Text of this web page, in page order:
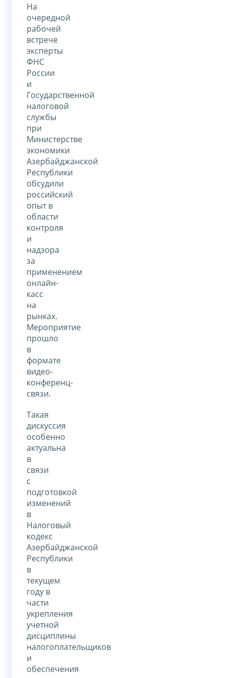
На
очередной
рабочей
встрече
эксперты
ФНС
России
и
Государственной
налоговой
службы
при
Министерстве
экономики
Азербайджанской
Республики
обсудили
российский
опыт в
области
контроля
и
надзора
за
применением
онлайн-
касс
на
рынках.
Мероприятие
прошло
в
формате
видео-
конференц-
связи.
Такая
дискуссия
особенно
актуальна
в
связи
с
подготовкой
изменений
в
Налоговый
кодекс
Азербайджанской
Республики
в
текущем
году в
части
укрепления
учетной
дисциплины
налогоплательщиков
и
обеспечения